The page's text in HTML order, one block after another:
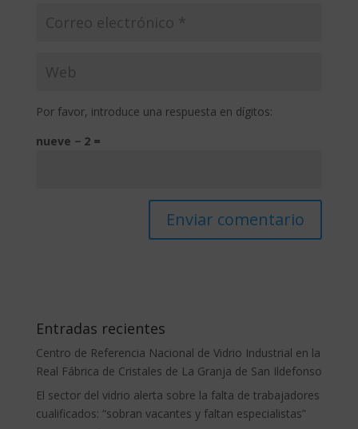
Por favor, introduce una respuesta en dígitos:
nueve − 2 =
Entradas recientes
Centro de Referencia Nacional de Vidrio Industrial en la
Real Fábrica de Cristales de La Granja de San Ildefonso
El sector del vidrio alerta sobre la falta de trabajadores
cualificados: “sobran vacantes y faltan especialistas”